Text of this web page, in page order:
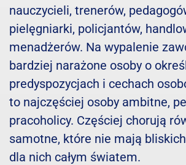
nauczycieli, trenerów,
pielęgniarki, policjantów,
menadżerów. Na wypalenie
bardziej narażone osoby o
predyspozycjach i cechach
to najczęściej osoby ambitne,
pracoholicy. Częściej chorują
samotne, które nie mają
dla nich całym światem.